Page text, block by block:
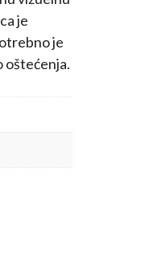
je
je
oštećenja.